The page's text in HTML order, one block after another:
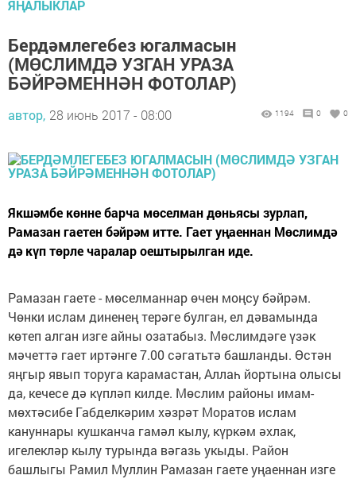
ЯҢАЛЫКЛАР
Бердәмлегебез югалмасын
(МӨСЛИМДӘ УЗГАН УРАЗА
БӘЙРӘМЕННӘН ФОТОЛАР)
автор, 28 июнь 2017 - 08:00 1194 0 0
Якшәмбе көнне барча мөселман дөньясы зурлап,
Рамазан гаетен бәйрәм итте. Гает уңаеннан Мөслимдә
дә күп төрле чаралар оештырылган иде.
Рамазан гаете - мөселманнар өчен моңсу бәйрәм.
Чөнки ислам диненең терәге булган, ел дәвамында
көтеп алган изге айны озатабыз. Мөслимдәге үзәк
мәчеттә гает иртәнге 7.00 сәгатьтә башланды. Өстән
яңгыр явып торуга карамастан, Аллаһ йортына олысы
да, кечесе дә күпләп килде. Мөслим районы имам-
мөхтәсибе Габделкәрим хәзрәт Моратов ислам
кануннары кушканча гамәл кылу, күркәм әхлак,
игелекләр кылу турында вәгазь укыды. Район
башлыгы Рамил Муллин Рамазан гаете уңаеннан изге